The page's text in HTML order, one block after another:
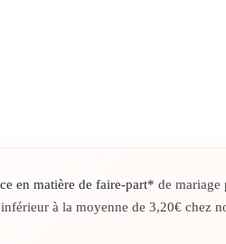
en matière de faire-part* de mariage
à la moyenne de 3,20€ chez